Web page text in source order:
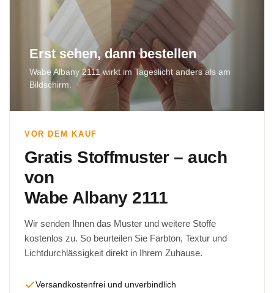
Erst sehen, dann bestellen
Wabe Albany 2111 wirkt im Tageslicht anders als am
Bildschirm.
VOR DEM KAUF
Gratis Stoffmuster – auch
von
Wabe Albany 2111
Wir senden Ihnen das Muster und weitere Stoffe
kostenlos zu. So beurteilen Sie Farbton, Textur und
Lichtdurchlässigkeit direkt in Ihrem Zuhause.
Versandkostenfrei und unverbindlich